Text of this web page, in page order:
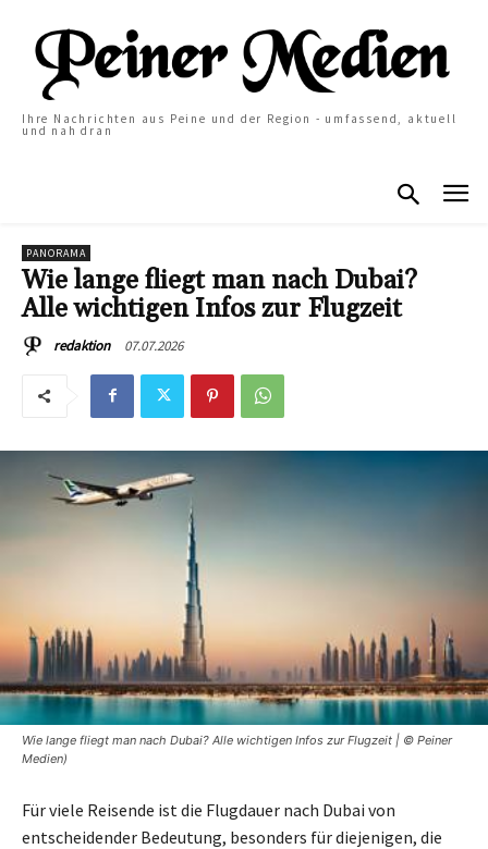
Ihre Nachrichten aus Peine und der Region - umfassend, aktuell
und nah dran
PANORAMA
Wie lange fliegt man nach Dubai?
Alle wichtigen Infos zur Flugzeit
redaktion 07.07.2026
Wie lange fliegt man nach Dubai? Alle wichtigen Infos zur Flugzeit | © Peiner
Medien)
Für viele Reisende ist die Flugdauer nach Dubai von
entscheidender Bedeutung, besonders für diejenigen, die